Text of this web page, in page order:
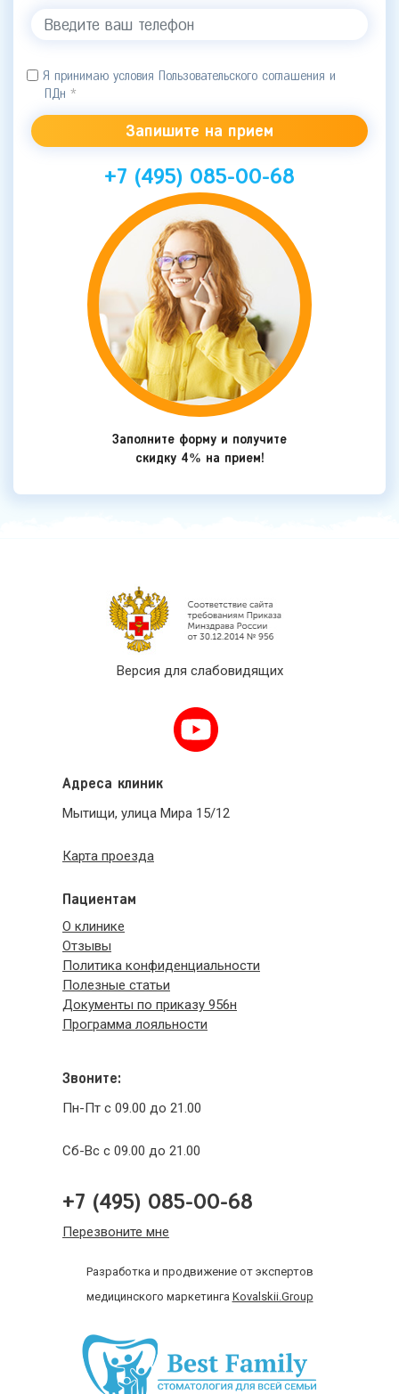
Я принимаю условия Пользовательского соглашения и
ПДн *
+7 (495) 085-00-68
Заполните форму и получите
скидку 4% на прием!
Версия для слабовидящих
Адреса клиник
Мытищи, улица Мира 15/12
Карта проезда
Пациентам
О клинике
Отзывы
Политика конфиденциальности
Полезные статьи
Документы по приказу 956н
Программа лояльности
Звоните:
Пн-Пт с 09.00 до 21.00
Сб-Вс с 09.00 до 21.00
+7 (495) 085-00-68
Перезвоните мне
Разработка и продвижение от экспертов
медицинского маркетинга Kovalskii.Group